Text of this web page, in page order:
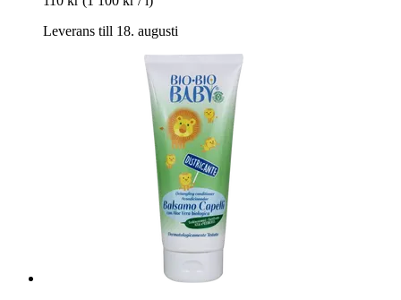
Leverans till 18. augusti